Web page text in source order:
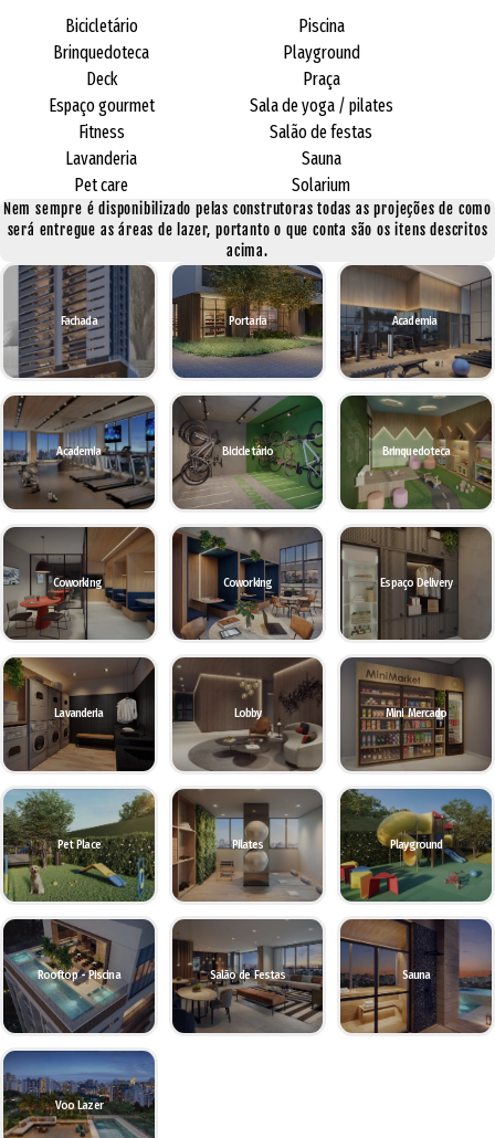
Bicicletário
Brinquedoteca
Deck
Espaço gourmet
Fitness
Lavanderia
Pet care
Piscina
Playground
Praça
Sala de yoga / pilates
Salão de festas
Sauna
Solarium
Nem sempre é disponibilizado pelas construtoras todas as projeções de como
será entregue as áreas de lazer, portanto o que conta são os itens descritos
acima.
Fachada Portaria Academia
Academia Bicicletário Brinquedoteca
Coworking Coworking Espaço Delivery
Lavanderia Lobby Mini Mercado
Pet Place Pilates Playground
Rooftop - Piscina Salão de Festas Sauna
Voo Lazer